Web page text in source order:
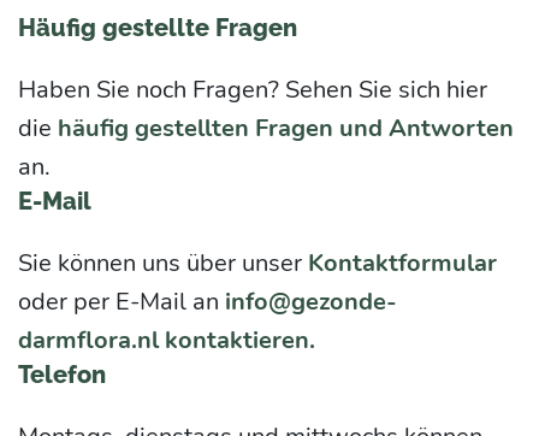
Häufig gestellte Fragen
Haben Sie noch Fragen? Sehen Sie sich hier
die häufig gestellten Fragen und Antworten
an.
E-Mail
Sie können uns über unser Kontaktformular
oder per E-Mail an info@gezonde-
darmflora.nl kontaktieren.
Telefon